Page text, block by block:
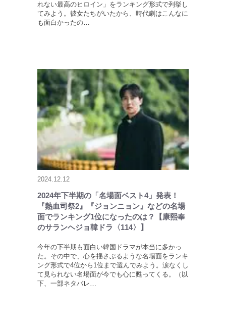
れない最高のヒロイン」をランキング形式で列挙し
てみよう。彼女たちがいたから、時代劇はこんなに
も面白かったの…
2024.12.12
2024年下半期の「名場面ベスト4」発表！
『熱血司祭2』『ジョンニョン』などの名場
面でランキング1位になったのは？【康熙奉
のサランヘジョ韓ドラ〈114〉】
今年の下半期も面白い韓国ドラマが本当に多かっ
た。その中で、心を揺さぶるような名場面をランキ
ング形式で4位から1位まで選んでみよう。涙なくし
て見られない名場面が今でも心に甦ってくる。（以
下、一部ネタバレ…